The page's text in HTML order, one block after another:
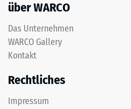
über WARCO
Das Unternehmen
WARCO Gallery
Kontakt
Rechtliches
Impressum